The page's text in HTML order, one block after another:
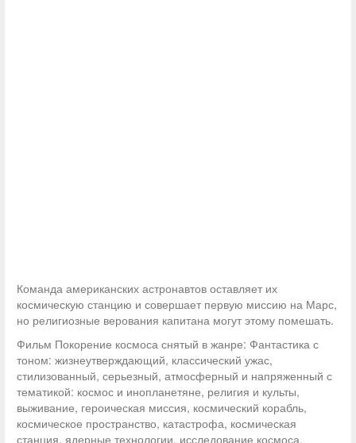
Команда американских астронавтов оставляет их
космическую станцию и совершает первую миссию на Марс,
но религиозные верования капитана могут этому помешать.
Фильм Покорение космоса снятый в жанре: Фантастика с
тоном: жизнеутверждающий, классический ужас,
стилизованный, серьезный, атмосферный и напряженный с
тематикой: космос и инопланетяне, религия и культы,
выживание, героическая миссия, космический корабль,
космическое пространство, катастрофа, космическая
станция, ядерные технологии, исследование космоса,